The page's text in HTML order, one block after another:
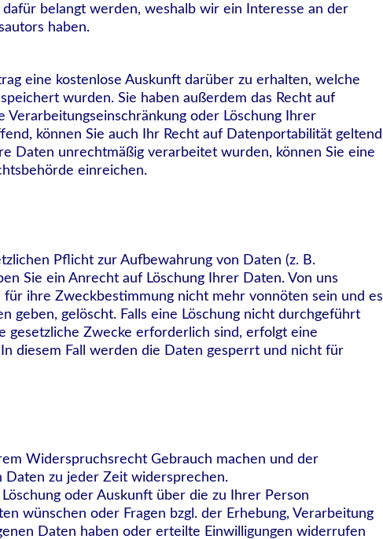
belangt werden, weshalb wir ein Interesse an der
haben.
eine kostenlose Auskunft darüber zu erhalten, welche
wurden. Sie haben außerdem das Recht auf
oder Löschung Ihrer
können Sie auch Ihr Recht auf Datenportabilität geltend
Daten unrechtmäßig verarbeitet wurden, können Sie eine
einreichen.
Pflicht zur Aufbewahrung von Daten (z. B.
Sie ein Anrecht auf Löschung Ihrer Daten. Von uns
ihre Zweckbestimmung nicht mehr vonnöten sein und es
geben, gelöscht. Falls eine Löschung nicht durchgeführt
gesetzliche Zwecke erforderlich sind, erfolgt eine
diesem Fall werden die Daten gesperrt und nicht für
Widerspruchsrecht Gebrauch machen und der
zu jeder Zeit widersprechen.
oder Auskunft über die zu Ihrer Person
wünschen oder Fragen bzgl. der Erhebung, Verarbeitung
Daten haben oder erteilte Einwilligungen widerrufen